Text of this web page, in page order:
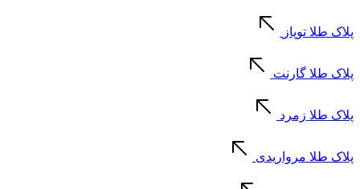
پلاک طلا توپاز
پلاک طلا گارنت
پلاک طلا زمرد
پلاک طلا مرواریدی